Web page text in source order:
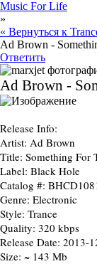
Music For Life
»
« Вернуться к
Ad Brown -
Ответить
Ad Brown -
Release Info:
Artist: Ad Brown
Title: Something For
Label: Black Hole
Catalog #:
Genre: Electronic
Style: Trance
Quality: 320 kbps
Release Date: 2013-
Size: ~ 143 Mb